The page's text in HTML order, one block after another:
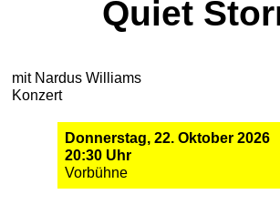
Quiet
mit Nardus Williams
Konzert
Donnerstag, 22. Oktober 2026
20:30 Uhr
Vorbühne